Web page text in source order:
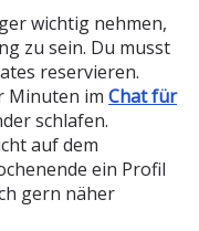
wichtig nehmen,
zu sein. Du musst
reservieren.
Minuten im Chat für
schlafen.
auf dem
ein Profil
gern näher